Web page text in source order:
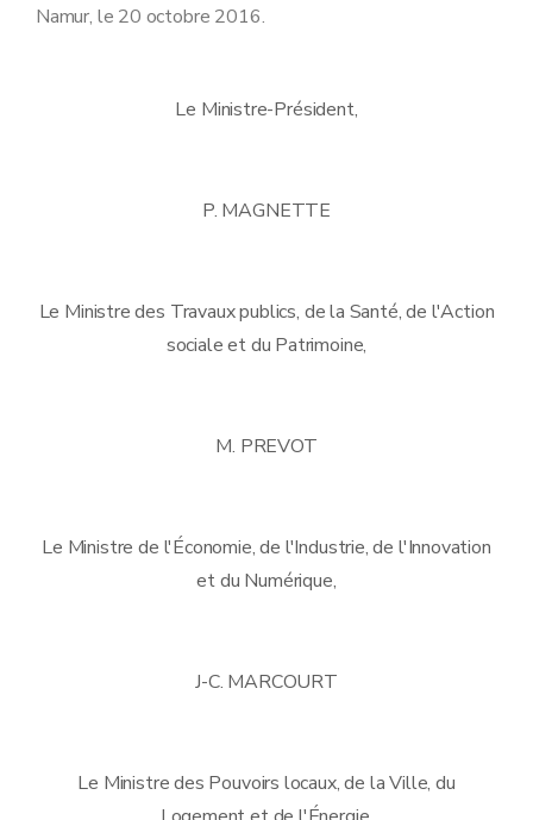
Namur, le 20 octobre 2016.
Le Ministre-Président,
P. MAGNETTE
Le Ministre des Travaux publics, de la Santé, de l'Action
sociale et du Patrimoine,
M. PREVOT
Le Ministre de l'Économie, de l'Industrie, de l'Innovation
et du Numérique,
J-C. MARCOURT
Le Ministre des Pouvoirs locaux, de la Ville, du